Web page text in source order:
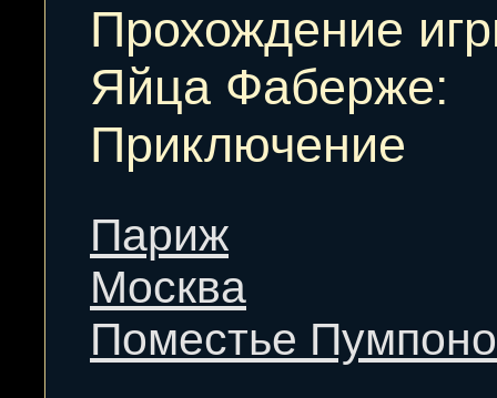
Прохождение
Яйца Фаберже:
Приключение
Париж
Москва
Поместье